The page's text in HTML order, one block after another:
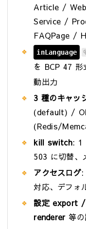
Article /
Service /
FAQPage /
inLanguage
を BCP 47 形
動出力
3 種のキャッ
(default) /
(Redis/
kill switch: 1
503 に切替、
アクセスログ
対応、デフォ
設定 export
renderer等の